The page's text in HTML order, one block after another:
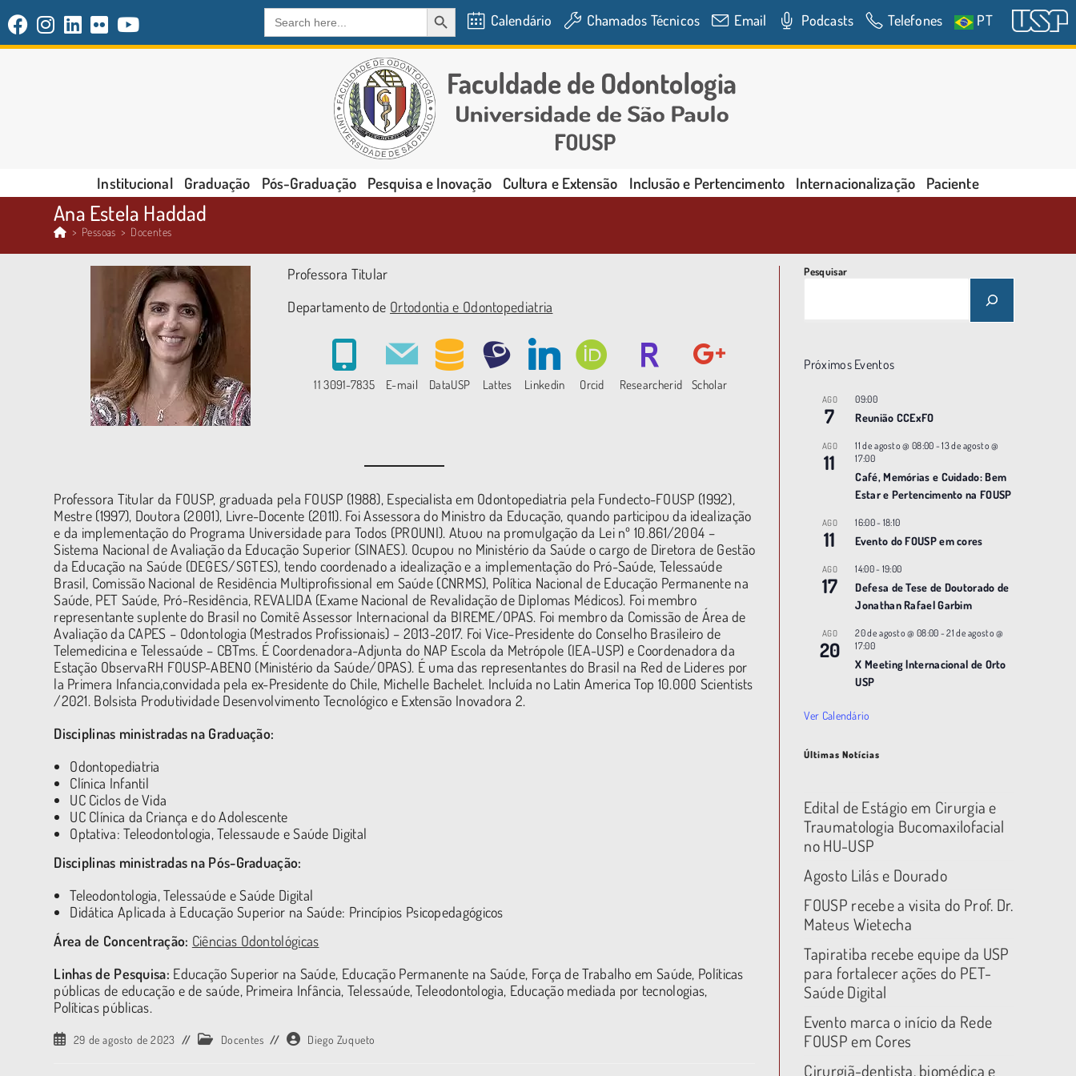
Search
for:
SEARCH BUTTON
Calendário Chamados Técnicos Email Podcasts Telefones PT
Institucional Graduação Pós-Graduação Pesquisa e Inovação Cultura e Extensão Inclusão e Pertencimento Internacionalização Paciente
Ana Estela Haddad
> Pessoas > Docentes
Professora Titular
Departamento de Ortodontia e Odontopediatria
11 3091-7835 E-mail DataUSP Lattes Linkedin Orcid Researcherid Scholar
Professora Titular da FOUSP, graduada pela FOUSP (1988), Especialista em Odontopediatria pela Fundecto-FOUSP (1992),
Mestre (1997), Doutora (2001), Livre-Docente (2011). Foi Assessora do Ministro da Educação, quando participou da idealização
e da implementação do Programa Universidade para Todos (PROUNI). Atuou na promulgação da Lei nº 10.861/2004 –
Sistema Nacional de Avaliação da Educação Superior (SINAES). Ocupou no Ministério da Saúde o cargo de Diretora de Gestão
da Educação na Saúde (DEGES/SGTES), tendo coordenado a idealização e a implementação do Pró-Saúde, Telessaúde
Brasil, Comissão Nacional de Residência Multiprofissional em Saúde (CNRMS), Política Nacional de Educação Permanente na
Saúde, PET Saúde, Pró-Residência, REVALIDA (Exame Nacional de Revalidação de Diplomas Médicos). Foi membro
representante suplente do Brasil no Comitê Assessor Internacional da BIREME/OPAS. Foi membro da Comissão de Área de
Avaliação da CAPES – Odontologia (Mestrados Profissionais) – 2013-2017. Foi Vice-Presidente do Conselho Brasileiro de
Telemedicina e Telessaúde – CBTms. É Coordenadora-Adjunta do NAP Escola da Metrópole (IEA-USP) e Coordenadora da
Estação ObservaRH FOUSP-ABENO (Ministério da Saúde/OPAS). É uma das representantes do Brasil na Red de Lideres por
la Primera Infancia,convidada pela ex-Presidente do Chile, Michelle Bachelet. Incluída no Latin America Top 10.000 Scientists
/2021. Bolsista Produtividade Desenvolvimento Tecnológico e Extensão Inovadora 2.
Disciplinas ministradas na Graduação:
Odontopediatria
Clínica Infantil
UC Ciclos de Vida
UC Clínica da Criança e do Adolescente
Optativa: Teleodontologia, Telessaude e Saúde Digital
Disciplinas ministradas na Pós-Graduação:
Teleodontologia, Telessaúde e Saúde Digital
Didática Aplicada à Educação Superior na Saúde: Princípios Psicopedagógicos
Área de Concentração: Ciências Odontológicas
Linhas de Pesquisa: Educação Superior na Saúde, Educação Permanente na Saúde, Força de Trabalho em Saúde, Políticas
públicas de educação e de saúde, Primeira Infância, Telessaúde, Teleodontologia, Educação mediada por tecnologias,
Políticas públicas.
29 de agosto de 2023 Docentes Diego Zuqueto
Pesquisar
Próximos Eventos
AGO
7
09:00
Reunião CCExFO
AGO
11
11 de agosto @ 08:00 -13 de agosto @
17:00
Café, Memórias e Cuidado: Bem
Estar e Pertencimento na FOUSP
AGO
11
16:00- 18:10
Evento do FOUSP em cores
AGO
17
14:00- 19:00
Defesa de Tese de Doutorado de
Jonathan Rafael Garbim
AGO
20
20 de agosto @ 08:00 -21 de agosto @
17:00
X Meeting |nternacional de Orto
USP
Ver Calendário
Últimas Notícias
Edital de Estágio em Cirurgia e
Traumatologia Bucomaxilofacial
no HU-USP
Agosto Lilás e Dourado
FOUSP recebe a visita do Prof. Dr.
Mateus Wietecha
Tapiratiba recebe equipe da USP
para fortalecer ações do PET-
Saúde Digital
Evento marca o início da Rede
FOUSP em Cores
Cirurgiã-dentista, biomédica e